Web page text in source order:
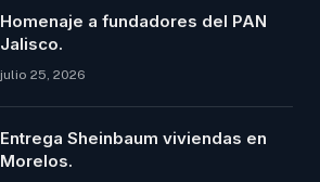
Homenaje a fundadores del PAN
Jalisco.
julio 25, 2026
Entrega Sheinbaum viviendas en
Morelos.